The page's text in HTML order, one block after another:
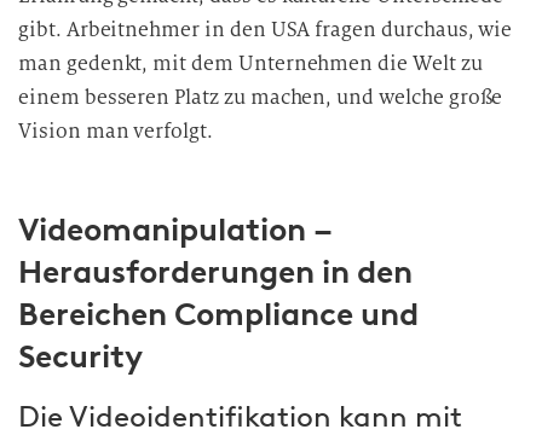
gibt. Arbeitnehmer in den USA fragen durchaus, wie
man gedenkt, mit dem Unternehmen die Welt zu
einem besseren Platz zu machen, und welche große
Vision manverfolgt.
Videomanipulation –
Herausforderungen in den
Bereichen Compliance und
Security
Die Videoidentifikation kann mit